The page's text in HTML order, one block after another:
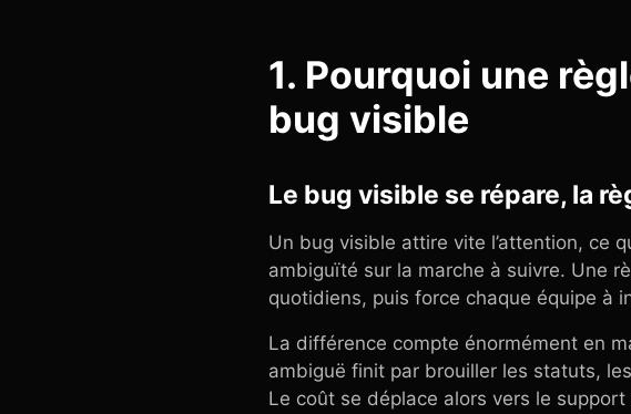
1. Pourquoi une
bug visible
Le bug visible se répare, la
Un bug visible attire vite l’attention, ce
ambiguïté sur la marche à suivre. Une
quotidiens, puis force chaque équipe à
La différence compte énormément en
ambiguë finit par brouiller les statuts,
Le coût se déplace alors vers le